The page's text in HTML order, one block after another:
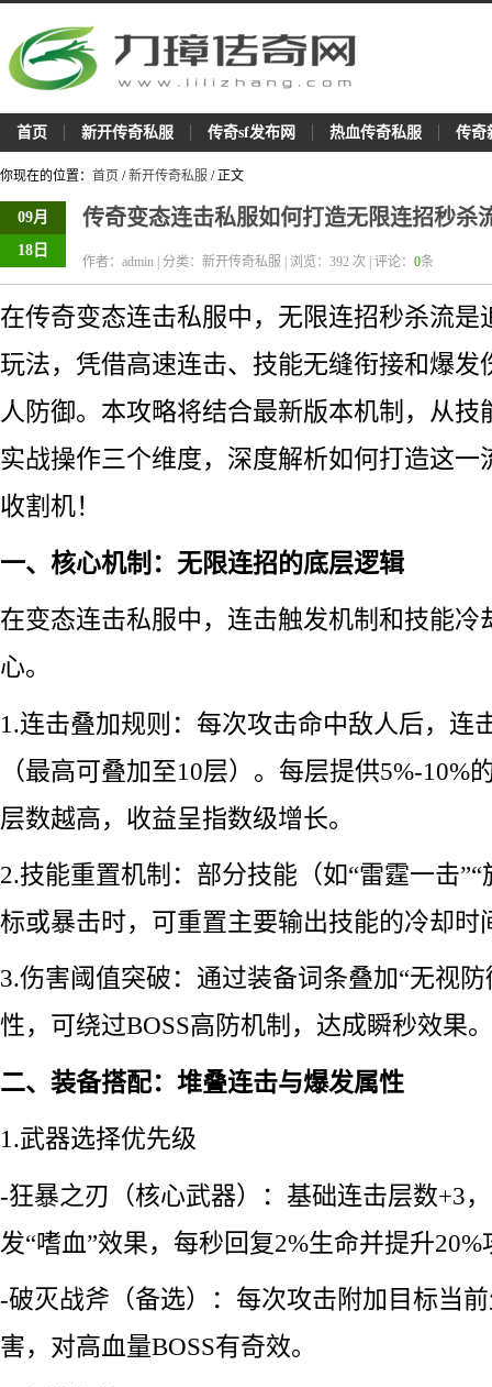
首页 新开传奇私服 传奇sf发布网 热血传奇私服 传奇
你现在的位置： 首页 /新开传奇私服 / 正文
09月
18日
传奇变态连击私服如何打造无限连招秒杀
作者：admin | 分类：新开传奇私服 | 浏览： 392 次 | 评论： 0条
在传奇变态连击私服中，无限连招秒杀流是
玩法，凭借高速连击、技能无缝衔接和爆发
人防御。本攻略将结合最新版本机制，从技
实战操作三个维度，深度解析如何打造这一
收割机！
一、核心机制：无限连招的底层逻辑
在变态连击私服中，连击触发机制和技能冷
心。
1.连击叠加规则：每次攻击命中敌人后，连
（最高可叠加至10层）。每层提供5%-10%
层数越高，收益呈指数级增长。
2.技能重置机制：部分技能（如“雷霆一击
标或暴击时，可重置主要输出技能的冷却时
3.伤害阈值突破：通过装备词条叠加“无视防
性，可绕过BOSS高防机制，达成瞬秒效果。
二、装备搭配：堆叠连击与爆发属性
1.武器选择优先级
-狂暴之刃（核心武器）：基础连击层数+3
发“嗜血”效果，每秒回复2%生命并提升20%
-破灭战斧（备选）：每次攻击附加目标当
害，对高血量BOSS有奇效。